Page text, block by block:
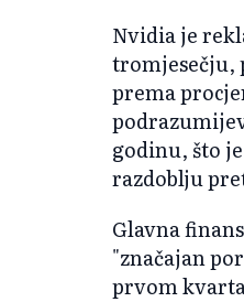
Nvidia je
tromjesečju,
prema
godinu, što
razdoblju
Glavna
"značajan
prvom